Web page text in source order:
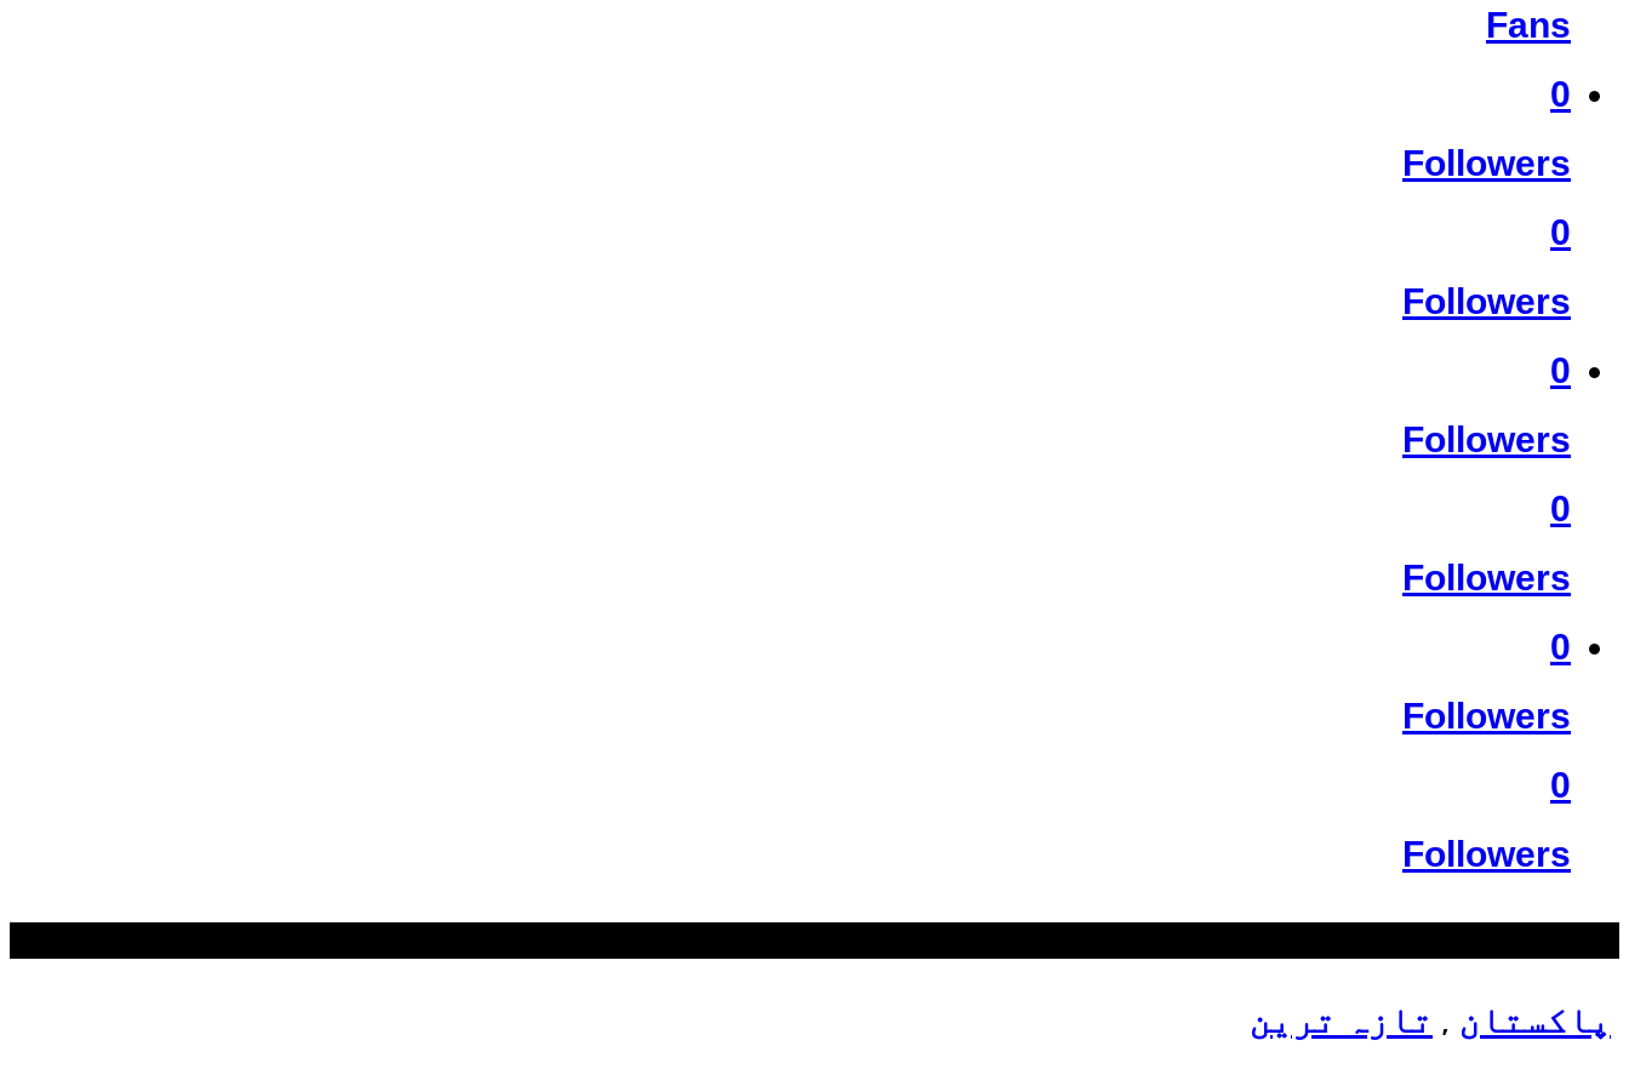
Fans
0
Followers
0
Followers
0
Followers
0
Followers
0
Followers
0
Followers
پاکستان , تازہ ترین